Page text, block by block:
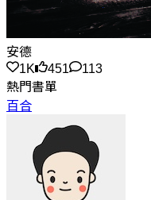
安德
1K
451
113
熱門書單
百合